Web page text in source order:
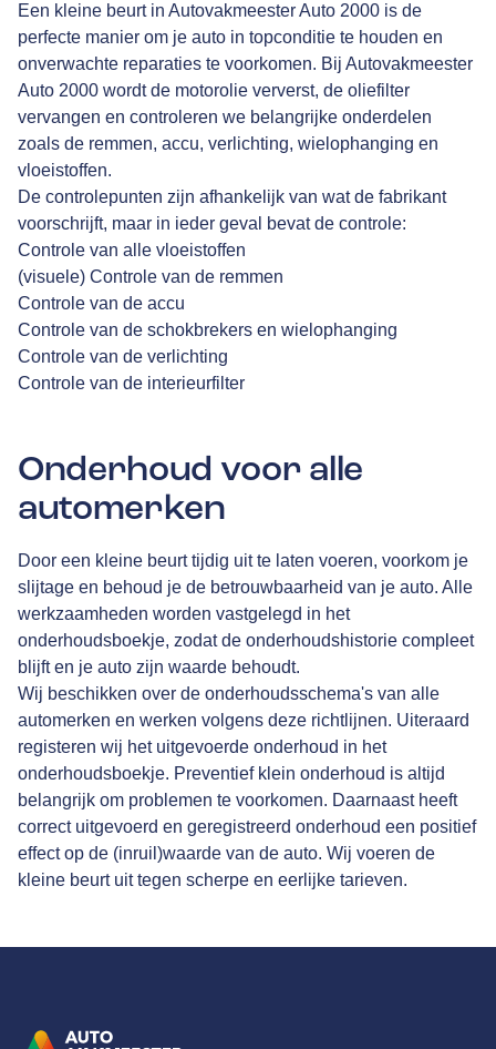
Een kleine beurt in Autovakmeester Auto 2000 is de
perfecte manier om je auto in topconditie te houden en
onverwachte reparaties te voorkomen. Bij Autovakmeester
Auto 2000 wordt de motorolie ververst, de oliefilter
vervangen en controleren we belangrijke onderdelen
zoals de remmen, accu, verlichting, wielophanging en
vloeistoffen.
De controlepunten zijn afhankelijk van wat de fabrikant
voorschrijft, maar in ieder geval bevat de controle:
Controle van alle vloeistoffen
(visuele) Controle van de remmen
Controle van de accu
Controle van de schokbrekers en wielophanging
Controle van de verlichting
Controle van de interieurfilter
Onderhoud voor alle
automerken
Door een kleine beurt tijdig uit te laten voeren, voorkom je
slijtage en behoud je de betrouwbaarheid van je auto. Alle
werkzaamheden worden vastgelegd in het
onderhoudsboekje, zodat de onderhoudshistorie compleet
blijft en je auto zijn waarde behoudt.
Wij beschikken over de onderhoudsschema's van alle
automerken en werken volgens deze richtlijnen. Uiteraard
registeren wij het uitgevoerde onderhoud in het
onderhoudsboekje. Preventief klein onderhoud is altijd
belangrijk om problemen te voorkomen. Daarnaast heeft
correct uitgevoerd en geregistreerd onderhoud een positief
effect op de (inruil)waarde van de auto. Wij voeren de
kleine beurt uit tegen scherpe en eerlijke tarieven.